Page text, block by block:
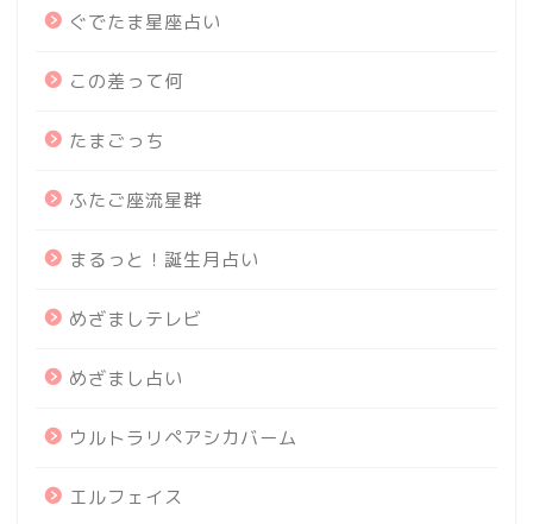
ぐでたま星座占い
この差って何
たまごっち
ふたご座流星群
まるっと！誕生月占い
めざましテレビ
めざまし占い
ウルトラリペアシカバーム
エルフェイス